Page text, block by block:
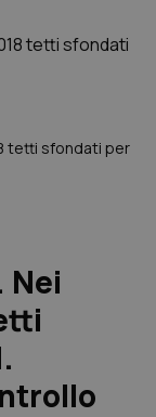
tetti sfondati per
Nei